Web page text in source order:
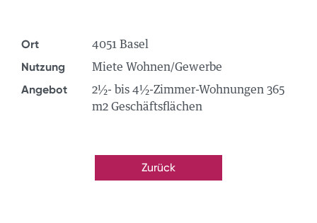
GRUPPE
JOBS
Ort 4051 Basel
Nutzung Miete Wohnen/Gewerbe
Angebot
2½- bis 4½-Zimmer-Wohnungen 365
m2 Geschäftsflächen
Zurück